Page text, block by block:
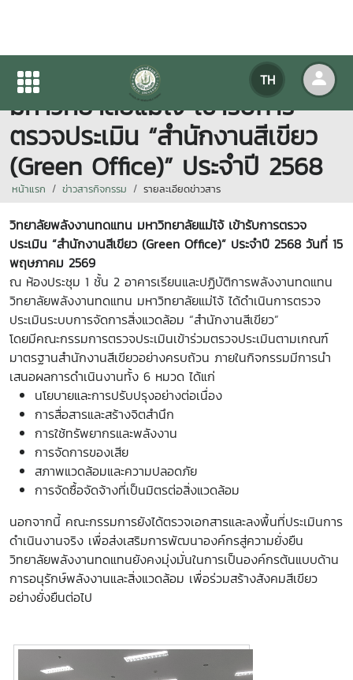
TH
วิทยาลัยพลังงานทดแทน
มหาวิทยาลัยแม่โจ้ เข้ารับการ
ตรวจประเมิน “สำนักงานสีเขียว
(Green Office)” ประจำปี 2568
หน้าแรก ข่าวสารกิจกรรม รายละเอียดข่าวสาร
วิทยาลัยพลังงานทดแทน มหาวิทยาลัยแม่โจ้ เข้ารับการตรวจ
ประเมิน “สำนักงานสีเขียว (Green Office)” ประจำปี 2568 วันที่ 15
พฤษภาคม 2569
ณ ห้องประชุม 1 ชั้น 2 อาคารเรียนและปฏิบัติการพลังงานทดแทน
วิทยาลัยพลังงานทดแทน มหาวิทยาลัยแม่โจ้ ได้ดำเนินการตรวจ
ประเมินระบบการจัดการสิ่งแวดล้อม “สำนักงานสีเขียว”
โดยมีคณะกรรมการตรวจประเมินเข้าร่วมตรวจประเมินตามเกณฑ์
มาตรฐานสำนักงานสีเขียวอย่างครบถ้วน ภายในกิจกรรมมีการนำ
เสนอผลการดำเนินงานทั้ง 6 หมวด ได้แก่
นโยบายและการปรับปรุงอย่างต่อเนื่อง
การสื่อสารและสร้างจิตสำนึก
การใช้ทรัพยากรและพลังงาน
การจัดการของเสีย
สภาพแวดล้อมและความปลอดภัย
การจัดซื้อจัดจ้างที่เป็นมิตรต่อสิ่งแวดล้อม
นอกจากนี้ คณะกรรมการยังได้ตรวจเอกสารและลงพื้นที่ประเมินการ
ดำเนินงานจริง เพื่อส่งเสริมการพัฒนาองค์กรสู่ความยั่งยืน
วิทยาลัยพลังงานทดแทนยังคงมุ่งมั่นในการเป็นองค์กรต้นแบบด้าน
การอนุรักษ์พลังงานและสิ่งแวดล้อม เพื่อร่วมสร้างสังคมสีเขียว
อย่างยั่งยืนต่อไป